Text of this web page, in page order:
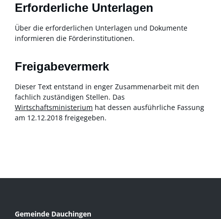
Erforderliche Unterlagen
Über die erforderlichen Unterlagen und Dokumente
informieren die Förderinstitutionen.
Freigabevermerk
Dieser Text entstand in enger Zusammenarbeit mit den
fachlich zuständigen Stellen. Das
Wirtschaftsministerium hat dessen ausführliche Fassung
am 12.12.2018 freigegeben.
Gemeinde Dauchingen